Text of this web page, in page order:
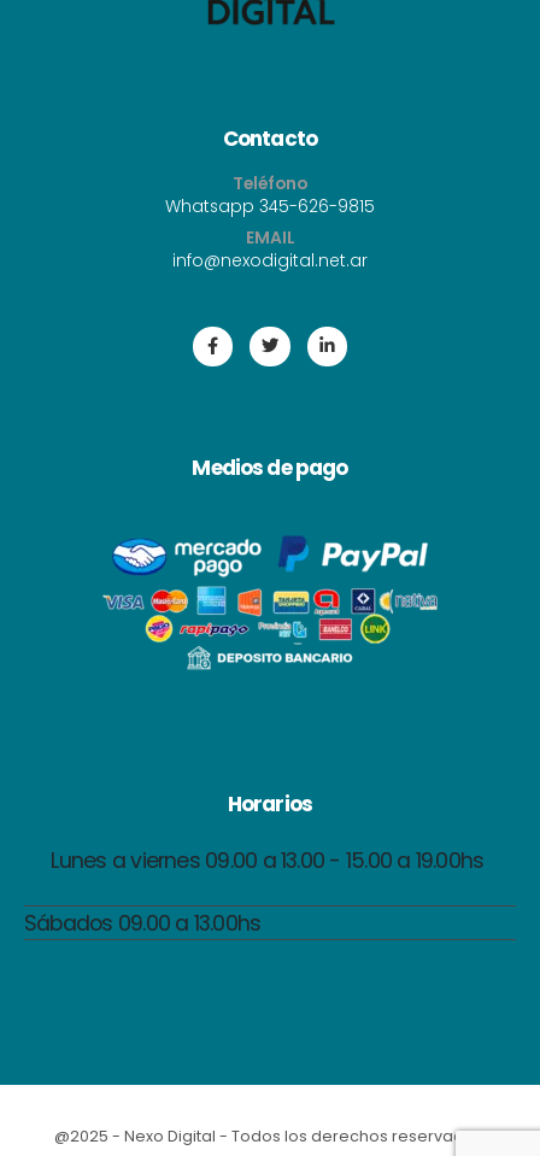
Contacto
Teléfono
Whatsapp 345-626-9815
EMAIL
info@nexodigital.net.ar
Medios de pago
Horarios
Lunes a viernes 09.00 a 13.00 - 15.00 a 19.00hs
Sábados 09.00 a 13.00hs
@2025 - Nexo Digital - Todos los derechos reservados.